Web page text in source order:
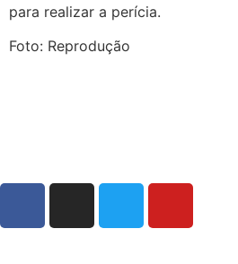
para realizar a perícia.
Foto: Reprodução